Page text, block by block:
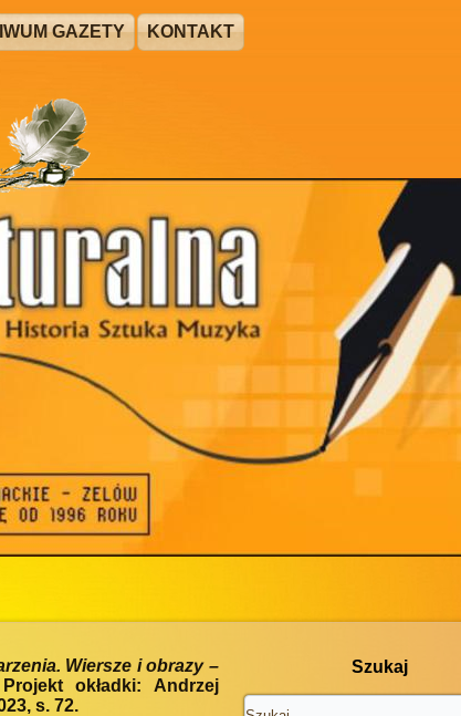
GAZETY
KONTAKT
Wiersze i obrazy –
Projekt okładki: Andrzej
s. 72.
Szukaj